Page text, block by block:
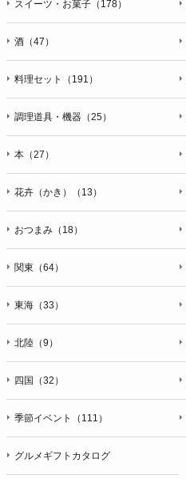
スイーツ・お菓子（178）
酒（47）
料理セット（191）
調理道具・機器（25）
本（27）
花卉（かき）（13）
おつまみ（18）
関東（64）
東海（33）
北陸（9）
四国（32）
季節イベント（111）
グルメギフトカタログ